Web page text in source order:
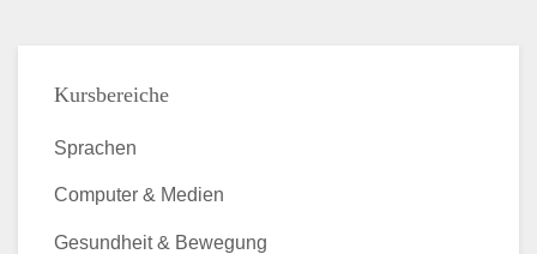
Kursbereiche
Sprachen
Computer & Medien
Gesundheit & Bewegung